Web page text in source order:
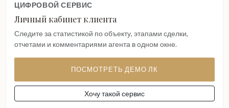
ЦИФРОВОЙ СЕРВИС
Личный кабинет клиента
Следите за статистикой по объекту, этапами сделки,
отчетами и комментариями агента в одном окне.
ПОСМОТРЕТЬ ДЕМО ЛК
Хочу такой сервис